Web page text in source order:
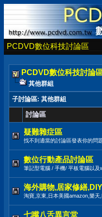
PCDVD數位科技討論區
PCDVD數位科技討論
其他群組
子討論區: 其他群組
討論區
疑難雜症區
找不到適當的討論區發表你的問
數位行動產品討論區
筆記型電腦 / 手機/ 平板電腦以
海外購物,居家修繕
淘寶,京東,日本美國amazon,樂
七嘴八舌異言堂